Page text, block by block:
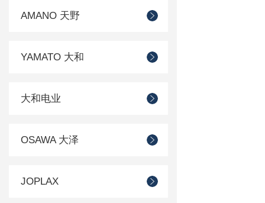
AMANO 天野
YAMATO 大和
大和电业
OSAWA 大泽
JOPLAX